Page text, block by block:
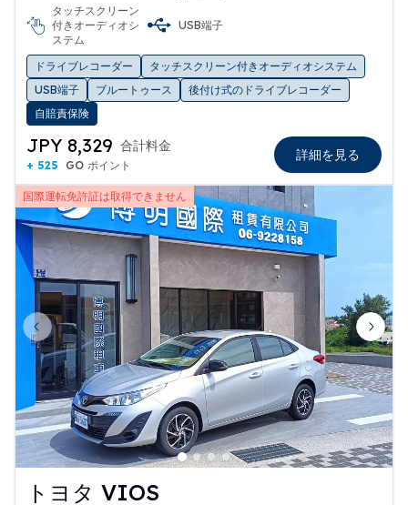
タッチスクリーン
付きオーディオシ
ステム
USB端子
ドライブレコーダー
タッチスクリーン付きオーディオシステム
USB端子
ブルートゥース
後付け式のドライブレコーダー
自賠責保険
JPY 8,329 合計料金
+ 525 GO ポイント
詳細を見る
国際運転免許証は取得できません
Previous slide Next
トヨタ VIOS